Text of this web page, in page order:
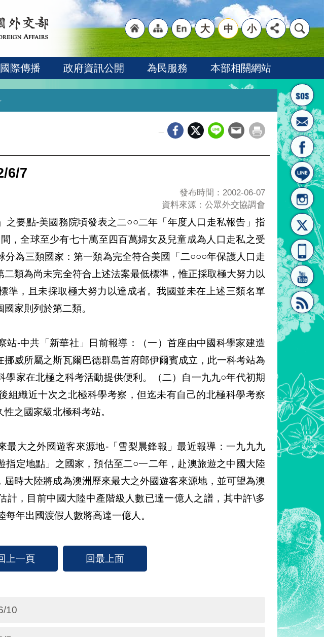
首頁
[連
"網
站導
覽
"英
文語
系"
大 中 小
國際傳播 政府資訊公開 為民服務 本部相關網站
6/7
發布時間：2002-06-07
資料來源：公眾外交協調會
之要點-美國務院頃發表之二○○二年「年度人口走私報告」指
，全球至少有七十萬至四百萬婦女及兒童成為人口走私之受
為三類國家：第一類為完全符合美國「二○○○年保護人口走
類為尚未完全符合上述法案最低標準，惟正採取極大努力以
準，且未採取極大努力以達成者。我國並未在上述三類名單
家則列於第二類。
站-中共「新華社」日前報導：（一）首座由中國科學家建造
威所屬之斯瓦爾巴德群島首府郎伊爾賓成立，此一科考站為
學家在北極之科考活動提供便利。（二）自一九九○年代初期
組織近十次之北極科學考察，但迄未有自己的北極科學考察
之國家級北極科考站。
最大之外國遊客來源地-「雪梨晨鋒報」最近報導：一九九九
指定地點」之國家，預估至二○一二年，赴澳旅遊之中國大陸
屆時大陸將成為澳洲歷來最大之外國遊客來源地，並可望為澳
計，目前中國大陸中產階級人數已達一億人之譜，其中許\多
年出國渡假人數將高達一億人。
上一頁 回最上面
10